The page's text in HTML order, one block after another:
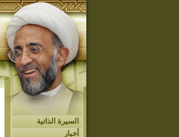
السيرة الذاتية
أخبار